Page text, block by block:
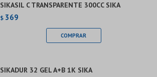
SIKASIL C TRANSPARENTE 300CC SIKA
$ 369
SIKADUR 32 GEL A+B 1K SIKA